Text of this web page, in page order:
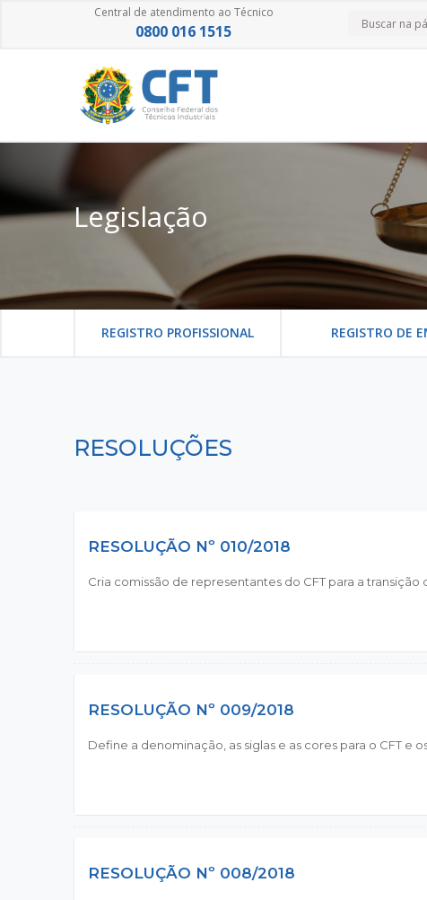
Central de atendimento ao Técnico
0800 016 1515
Legislação
REGISTRO PROFISSIONAL REGISTRO DE
RESOLUÇÕES
RESOLUÇÃO Nº 010/2018
Cria comissão de representantes do CFT para a transição
RESOLUÇÃO Nº 009/2018
Define a denominação, as siglas e as cores para o CFT e
RESOLUÇÃO Nº 008/2018